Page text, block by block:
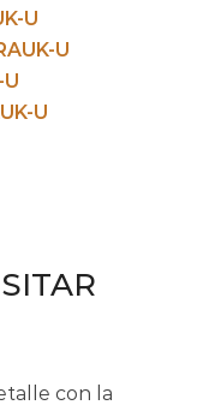
U
U
U
con la